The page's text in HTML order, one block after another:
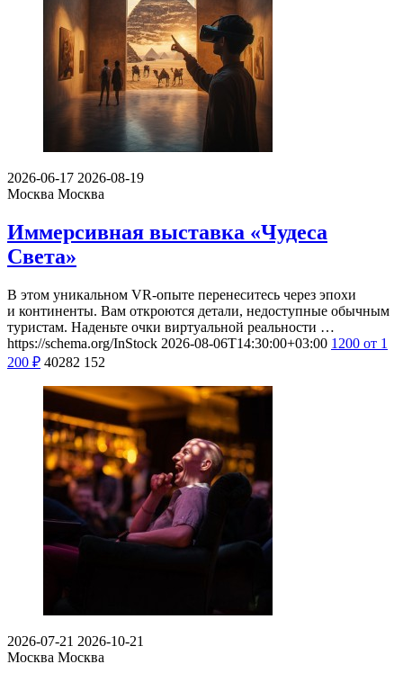
2026-06-17 2026-08-19
Москва Москва
Иммерсивная выставка «Чудеса
Света»
В этом уникальном VR-опыте перенеситесь через эпохи
и континенты. Вам откроются детали, недоступные обычным
туристам. Наденьте очки виртуальной реальности …
https://schema.org/InStock 2026-08-06T14:30:00+03:00 1200 от 1
200 ₽ 40282 152
2026-07-21 2026-10-21
Москва Москва